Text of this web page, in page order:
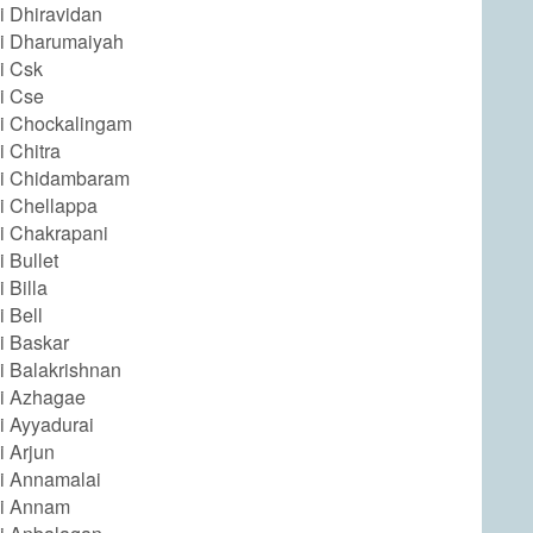
Dhiravidan
Dharumaiyah
Csk
Cse
Chockalingam
Chitra
Chidambaram
Chellappa
Chakrapani
Bullet
Billa
Bell
Baskar
Balakrishnan
Azhagae
Ayyadurai
Arjun
Annamalai
Annam